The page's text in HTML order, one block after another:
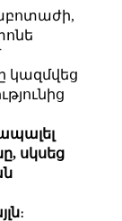
կազմվեց
սկսեց
։